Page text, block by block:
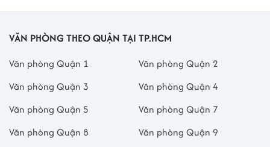
VĂN PHÒNG THEO QUẬN TẠI TP.HCM
Văn phòng Quận 1
Văn phòng Quận 2
Văn phòng Quận 3
Văn phòng Quận 4
Văn phòng Quận 5
Văn phòng Quận 7
Văn phòng Quận 8
Văn phòng Quận 9